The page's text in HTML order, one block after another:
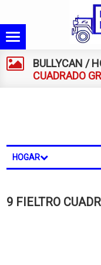
BULLYCAN /
CUADRADO
HOGAR
9 FIELTRO